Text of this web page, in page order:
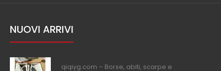
NUOVI ARRIVI
qiqiyg.com – Borse, abiti, scarpe e